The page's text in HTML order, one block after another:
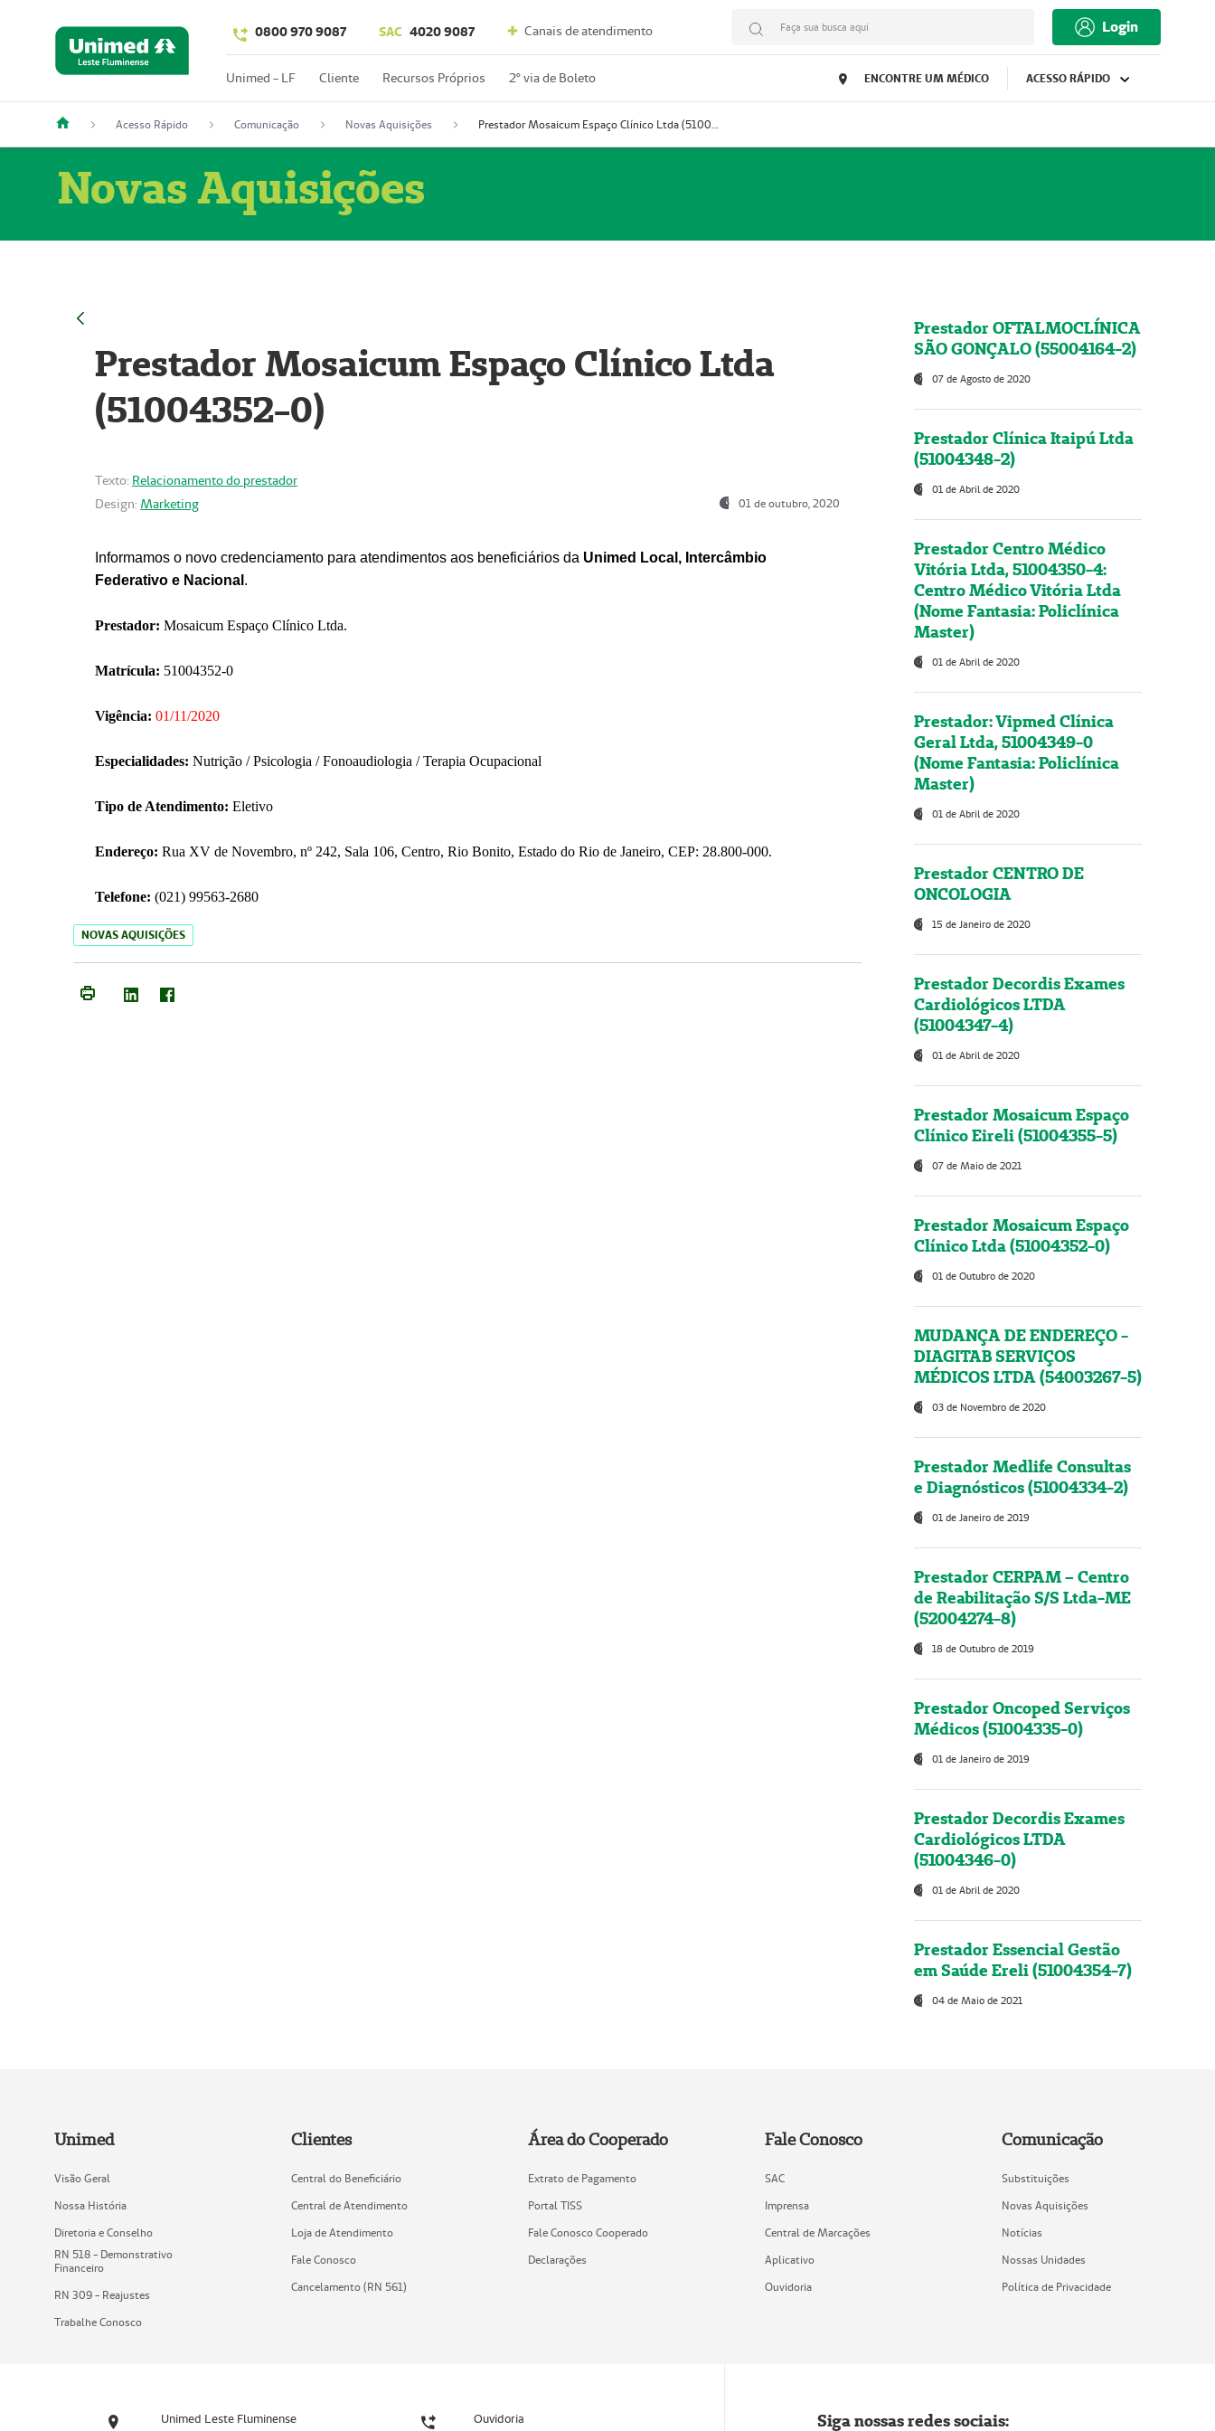
0800 970 9087 SAC 4020 9087 Canais de atendimento Faça sua busca aqui Login
Unimed - LF Cliente Recursos Próprios 2º via de Boleto ENCONTRE UM MÉDICO ACESSO RÁPIDO
Acesso Rápido Comunicação Novas Aquisições Prestador Mosaicum Espaço Clínico Ltda (51004352-0)
Novas Aquisições
Prestador Mosaicum Espaço Clínico Ltda
(51004352-0)
Texto: Relacionamento do prestador
Design: Marketing 01 de outubro, 2020
Informamos o novo credenciamento para atendimentos aos beneficiários da Unimed Local, Intercâmbio
Federativo e Nacional .
Prestador: Mosaicum Espaço Clínico Ltda.
Matrícula: 51004352-0
Vigência: 01/11/2020
Especialidades: Nutrição / Psicologia / Fonoaudiologia / Terapia Ocupacional
Tipo de Atendimento: Eletivo
Endereço: Rua XV de Novembro, nº 242, Sala 106, Centro, Rio Bonito, Estado do Rio de Janeiro, CEP: 28.800-000.
Telefone: (021) 99563-2680
NOVAS AQUISIÇÕES
Prestador OFTALMOCLÍNICA
SÃO GONÇALO (55004164-2)
07 de Agosto de 2020
Prestador Clínica Itaipú Ltda
(51004348-2)
01 de Abril de 2020
Prestador Centro Médico
Vitória Ltda, 51004350-4:
Centro Médico Vitória Ltda
(Nome Fantasia: Policlínica
Master)
01 de Abril de 2020
Prestador: Vipmed Clínica
Geral Ltda, 51004349-0
(Nome Fantasia: Policlínica
Master)
01 de Abril de 2020
Prestador CENTRO DE
ONCOLOGIA
15 de Janeiro de 2020
Prestador Decordis Exames
Cardiológicos LTDA
(51004347-4)
01 de Abril de 2020
Prestador Mosaicum Espaço
Clínico Eireli (51004355-5)
07 de Maio de 2021
Prestador Mosaicum Espaço
Clínico Ltda (51004352-0)
01 de Outubro de 2020
MUDANÇA DE ENDEREÇO -
DIAGITAB SERVIÇOS
MÉDICOS LTDA (54003267-5)
03 de Novembro de 2020
Prestador Medlife Consultas
e Diagnósticos (51004334-2)
01 de Janeiro de 2019
Prestador CERPAM – Centro
de Reabilitação S/S Ltda-ME
(52004274-8)
18 de Outubro de 2019
Prestador Oncoped Serviços
Médicos (51004335-0)
01 de Janeiro de 2019
Prestador Decordis Exames
Cardiológicos LTDA
(51004346-0)
01 de Abril de 2020
Prestador Essencial Gestão
em Saúde Ereli (51004354-7)
04 de Maio de 2021
Unimed
Visão Geral
Nossa História
Diretoria e Conselho
RN 518 - Demonstrativo
Financeiro
RN 309 - Reajustes
Trabalhe Conosco
Clientes
Central do Beneficiário
Central de Atendimento
Loja de Atendimento
Fale Conosco
Cancelamento (RN 561)
Área do Cooperado
Extrato de Pagamento
Portal TISS
Fale Conosco Cooperado
Declarações
Fale Conosco
SAC
Imprensa
Central de Marcações
Aplicativo
Ouvidoria
Comunicação
Substituições
Novas Aquisições
Notícias
Nossas Unidades
Política de Privacidade
Unimed Leste Fluminense Ouvidoria Siga nossas redes sociais: